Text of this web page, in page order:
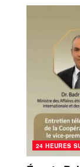
24 HEURES